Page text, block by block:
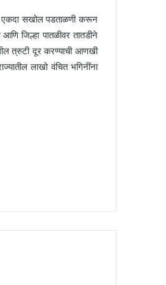
एकदा सखोल पडताळणी करून
जिल्हा पातळीवर तातडीने
त्रुटी दूर करण्याची आणखी
लाखो वंचित भगिनींना